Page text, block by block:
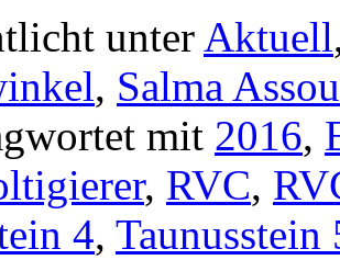
unter Aktuell
, Salma
mit 2016,
, RVC,
4, Taunusstein